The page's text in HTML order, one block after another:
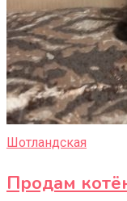
Шотландская
Продам